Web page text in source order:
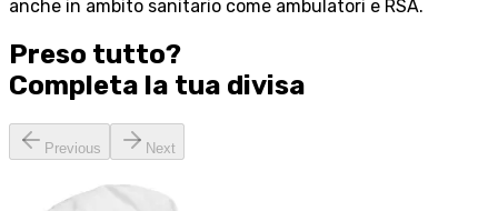
anche in ambito sanitario come ambulatori e RSA.
Preso tutto?
Completa la tua divisa
Previous Next